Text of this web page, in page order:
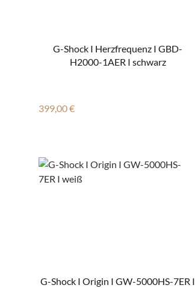
G-Shock I Herzfrequenz I GBD-
H2000-1AER I schwarz
Regulärer Preis:
399,00 €
G-Shock I Origin I GW-5000HS-7ER I